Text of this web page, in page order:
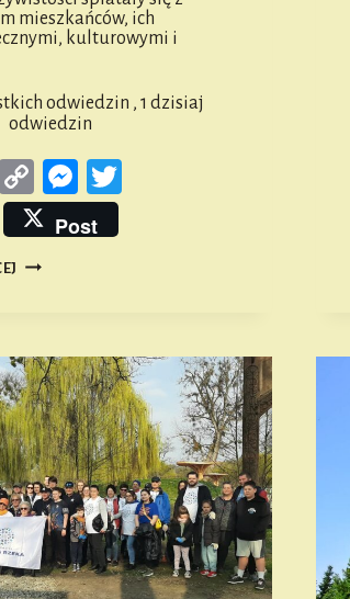
mieszkańców, ich
kulturowymi i
odwiedzin , 1 dzisiaj
odwiedzin
GmailCopy
Link
Messenger
Post
ODPUSTY
SACRUM
A
CODZIENNOŚCIĄ